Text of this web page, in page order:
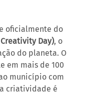
oficialmente do
Day), o
do planeta. O
em mais de 100
município com
criatividade é